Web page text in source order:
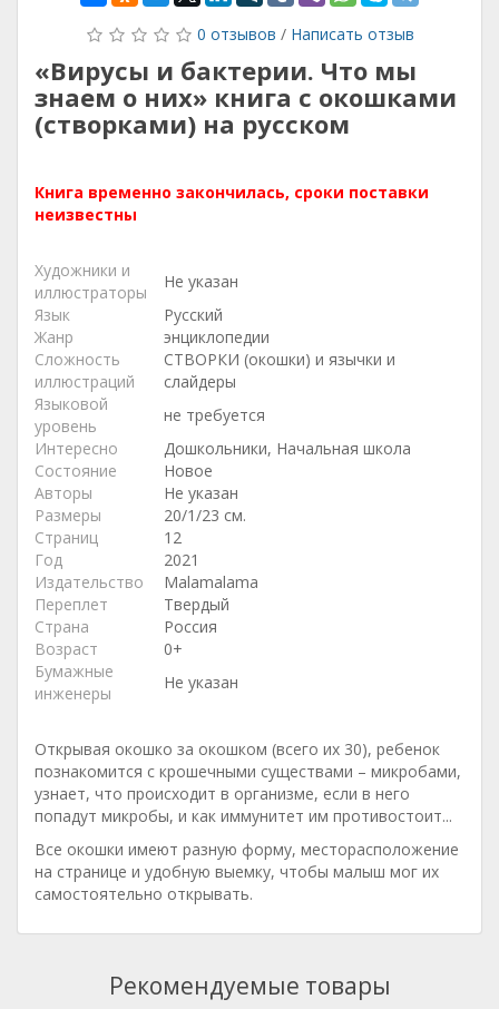
0 отзывов / Написать отзыв
«Вирусы и бактерии. Что мы
знаем о них» книга с окошками
(створками) на русском
Книга временно закончилась, сроки поставки
неизвестны
Художники и
иллюстраторы
Не указан
Язык
Русский
Жанр
энциклопедии
Сложность
иллюстраций
СТВОРКИ (окошки) и язычки и
слайдеры
Языковой
уровень
не требуется
Интересно
Дошкольники, Начальная школа
Состояние
Новое
Авторы
Не указан
Размеры
20/1/23 см.
Страниц
12
Год
2021
Издательство
Malamalama
Переплет
Твердый
Страна
Россия
Возраст
0+
Бумажные
инженеры
Не указан
Открывая окошко за окошком (всего их 30), ребенок
познакомится с крошечными существами – микробами,
узнает, что происходит в организме, если в него
попадут микробы, и как иммунитет им противостоит...
Все окошки имеют разную форму, месторасположение
на странице и удобную выемку, чтобы малыш мог их
самостоятельно открывать.
Рекомендуемые товары